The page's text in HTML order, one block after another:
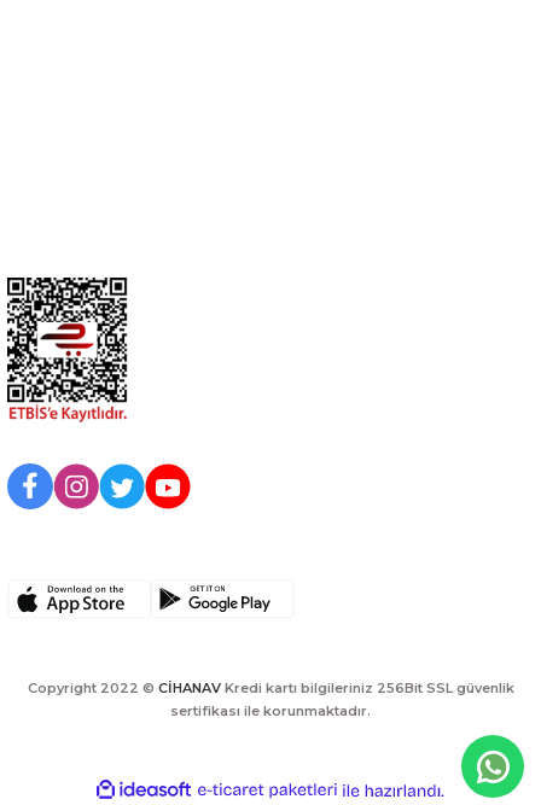
Copyright 2022 © CİHANAVKredi kartı bilgileriniz 256Bit SSL güvenlik
sertifikası ile korunmaktadır.
ideasoft
e-